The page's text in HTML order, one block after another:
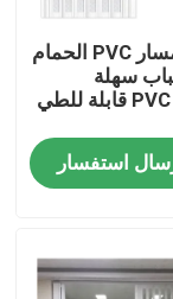
أعلى المسار PVC الحمام
سهلة
التركيب PVC قابلة للطي
استفسار